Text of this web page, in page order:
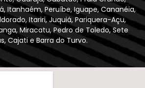
Itanhaém, Peruíbe, Iguape, Cananéia,
Itariri, Juquiá, Pariquera-Açu,
Miracatu, Pedro de Toledo, Sete
Cajati e Barra do Turvo.